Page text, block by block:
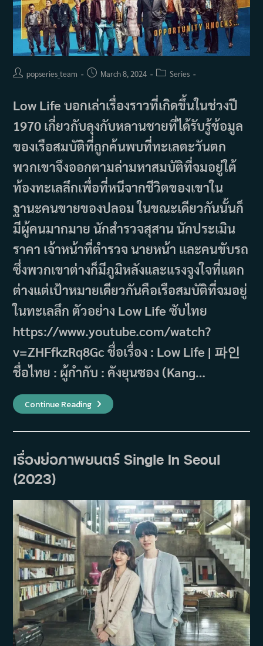
Postpopseries_team
PostMarch 8, 2024
PostSeries
Low Life บอกเล่าเรื่องราวที่เกิดขึ้นในช่วงปี
1970 เกี่ยวกับลุงกับหลานชายที่ได้รับรู้ข้อมูล
ของเรือสมบัติที่ถูกค้นพบที่ทะเลตะวันตก
พวกเขาจึงออกตามล่ามหาสมบัติที่จมอยู่ใต้
ท้องทะเลลึกเพื่อที่หนีจากชีวิตของเขาใน
ฐานะคนขายของปลอม ในขณะเดียวกันนั้นก็
มีผู้คนมากมาย นักสำรวจสุสาน นักประเมิน
ราคา เจ้าหน้าที่ตำรวจ นายหน้า และคนขับรถ
ซึ่งพวกเขาต่างก็มีภูมิหลังและแรงจูงใจที่แตก
ต่างแต่เป้าหมายเดียวกันคือเรือสมบัติที่จมอยู่
ในทะเลลึก ตัวอย่าง Low Life ซับไทย
https://www.youtube.com/watch?
v=ZHFfkzRq8Gc ชื่อเรื่อง : Low Life | 파인
ชื่อไทย : ผู้กำกับ : คังยุนซอง (Kang…
Continue Readingเรื่อง
ย่อ
รีส์
(2025)
เรื่องย่อภาพยนตร์ Single In Seoul
(2023)